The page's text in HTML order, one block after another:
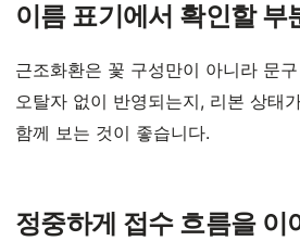
이름 표기에서 확인할 부
근조화환은 꽃 구성만이 아니라 문
오탈자 없이 반영되는지, 리본 상태
함께 보는 것이 좋습니다.
정중하게 접수 흐름을 이